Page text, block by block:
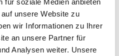
unsere Website zu
wir Informationen zu Ihrer
an unsere Partner für
Analysen weiter. Unsere